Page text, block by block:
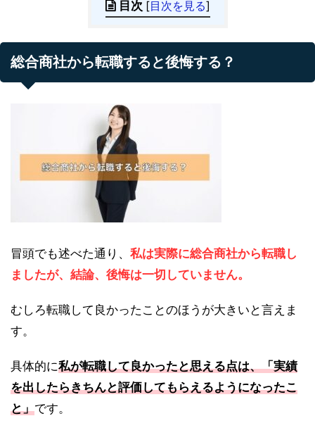
目次 [目次を見る]
総合商社から転職すると後悔する？
冒頭でも述べた通り、 私は実際に総合商社から転職し
ましたが、結論、後悔は一切していません。
むしろ転職して良かったことのほうが大きいと言えま
す。
具体的に私が転職して良かったと思える点は、「実績
を出したらきちんと評価してもらえるようになったこ
と」です。